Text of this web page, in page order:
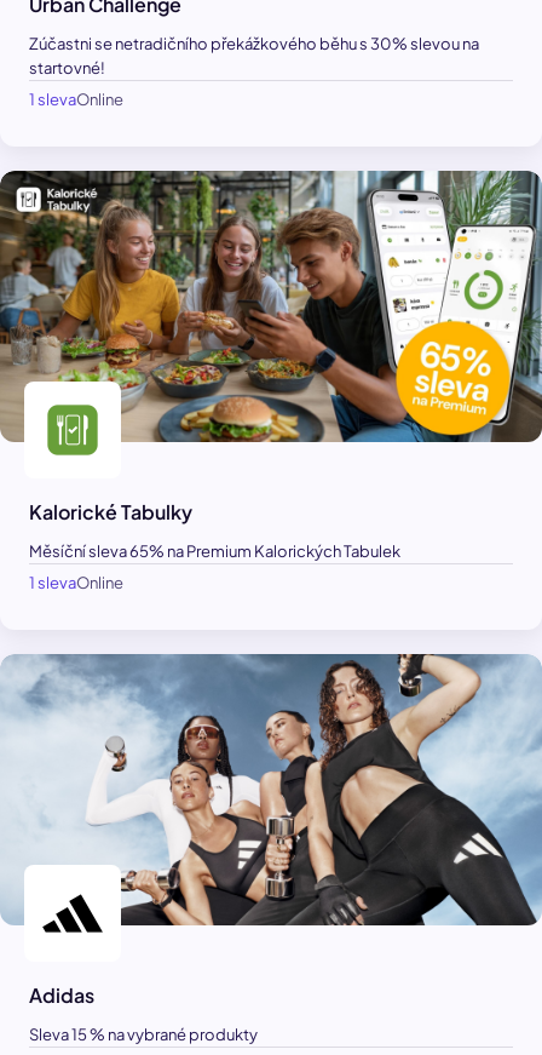
Zúčastni se netradičního překážkového běhu s 30% slevou na
startovné!
1 slevaOnline
Kalorické Tabulky
Měsíční sleva 65% na Premium Kalorických Tabulek
1 slevaOnline
Adidas
Sleva 15 % na vybrané produkty